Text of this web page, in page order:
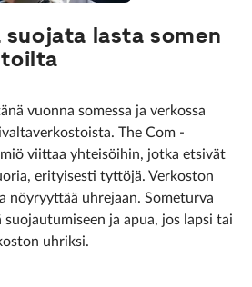
suojata lasta somen
vuonna somessa ja verkossa
The Com -
viittaa yhteisöihin, jotka etsivät
erityisesti tyttöjä. Verkoston
nöyryyttää uhrejaan. Someturva
ja apua, jos lapsi tai
uhriksi.